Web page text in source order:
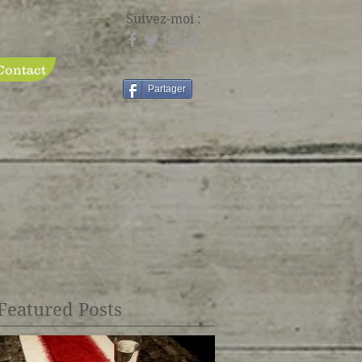
Suivez-moi :
Partager
Posts